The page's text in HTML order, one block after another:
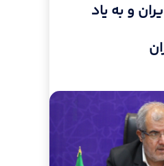
و به یاد